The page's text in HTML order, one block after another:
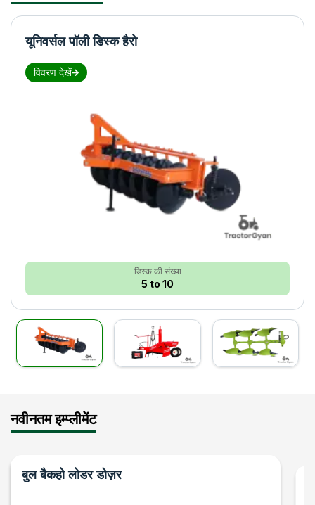
यूनिवर्सल पॉली डिस्क हैरो
विवरण देखें
डिस्क की संख्या
5 to 10
नवीनतम इम्प्लीमेंट
बुल बैकहो लोडर डोज़र